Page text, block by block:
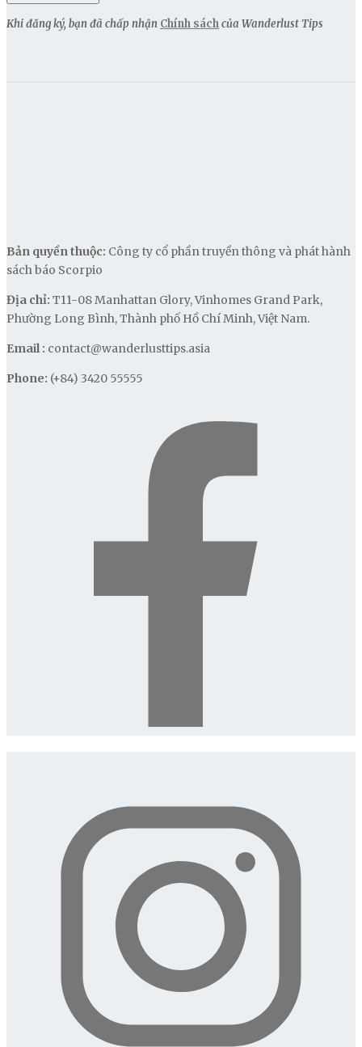
Khi đăng ký, bạn đã chấp nhận Chính sáchcủa Wanderlust Tips
Bản quyền thuộc: Công ty cổ phần truyền thông và phát hành
sách báo Scorpio
Địa chỉ: T11-08 Manhattan Glory, Vinhomes Grand Park,
Phường Long Bình, Thành phố Hồ Chí Minh, Việt Nam.
Email : contact@wanderlusttips.asia
Phone: (+84) 3420 55555